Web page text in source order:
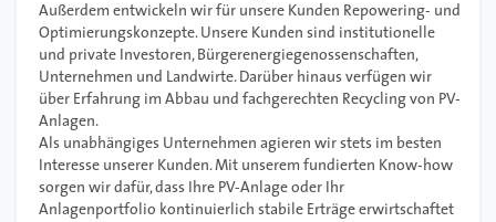
Außerdem entwickeln wir für unsere Kunden Repowering- und
Optimierungskonzepte. Unsere Kunden sind institutionelle
und private Investoren, Bürgerenergiegenossenschaften,
Unternehmen und Landwirte. Darüber hinaus verfügen wir
über Erfahrung im Abbau und fachgerechten Recycling von PV-
Anlagen.
Als unabhängiges Unternehmen agieren wir stets im besten
Interesse unserer Kunden. Mit unserem fundierten Know-how
sorgen wir dafür, dass Ihre PV-Anlage oder Ihr
Anlagenportfolio kontinuierlich stabile Erträge erwirtschaftet